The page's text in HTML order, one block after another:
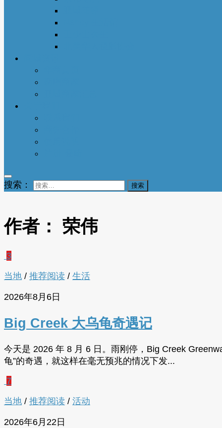
搜索：
作者： 荣伟
3
当地 / 推荐阅读 / 生活
2026年8月6日
Big Creek 大乌龟奇遇记
今天是 2026 年 8 月 6 日。雨刚停，Big Creek
龟”的奇遇，就这样在毫无预兆的情况下发...
7
当地 / 推荐阅读 / 活动
2026年6月22日